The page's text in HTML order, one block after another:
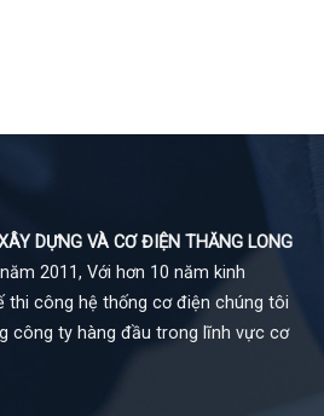
DỰNG VÀ CƠ ĐIỆN THĂNG LONG
2011, Với hơn 10 năm kinh
thi công hệ thống cơ điện chúng tôi
công ty hàng đầu trong lĩnh vực cơ